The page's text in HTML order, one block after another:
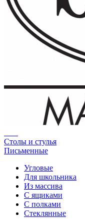
Столы и стулья
Письменные
Угловые
Для школьника
Из массива
С ящиками
С полками
Стеклянные